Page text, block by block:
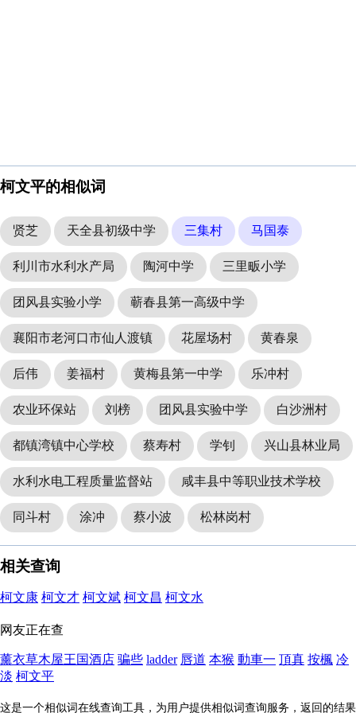
柯文平的相似词
贤芝 天全县初级中学 三集村 马国泰
利川市水利水产局 陶河中学 三里畈小学
团风县实验小学 蕲春县第一高级中学
襄阳市老河口市仙人渡镇 花屋场村 黄春泉
后伟 姜福村 黄梅县第一中学 乐冲村
农业环保站 刘榜 团风县实验中学 白沙洲村
都镇湾镇中心学校 蔡寿村 学钊 兴山县林业局
水利水电工程质量监督站 咸丰县中等职业技术学校
同斗村 涂冲 蔡小波 松林岗村
相关查询
柯文康 柯文才 柯文斌 柯文昌 柯文水
网友正在查
薰衣草木屋王国酒店 骗些 ladder 唇道 本猴 動車一 頂真 按楓 冷
淡 柯文平
这是一个相似词在线查询工具，为用户提供相似词查询服务，返回的结果